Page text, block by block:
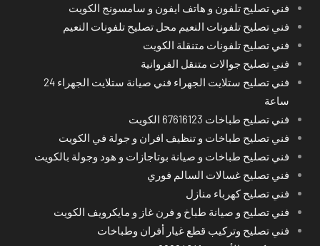
فني تصليح تلفون و هاتف ايفون و سامسونج الكويت
فني تصليح تلفونات النعيم محل تصليح تلفونات النعيم
فني تصليح تلفونات متنقلة الكويت
فني تصليح جوالات متنقل الفروانية
فني تصليح ستلايت الجهراء فني صيانة ستلايت الجهراء 24
ساعة
فني تصليح طباخات 67616123 الكويت
فني تصليح طباخات و تنظيف افران و جولة في الكويت
فني تصليح طباخات و صيانة بوتاجازات و هود وجولة بالكويت
فني تصليح غسالات السالم فوري
فني تصليح كهرباء منازل
فني تصليح و صيانة طباخ و فرن غاز و مايكرويف الكويت
فني تصليح وتركيب قطع غيار أفران وطباخات